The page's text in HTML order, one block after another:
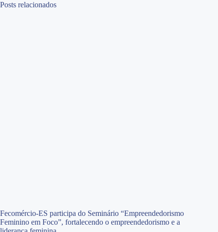
Posts relacionados
Fecomércio-ES participa do Seminário “Empreendedorismo
Feminino em Foco”, fortalecendo o empreendedorismo e a